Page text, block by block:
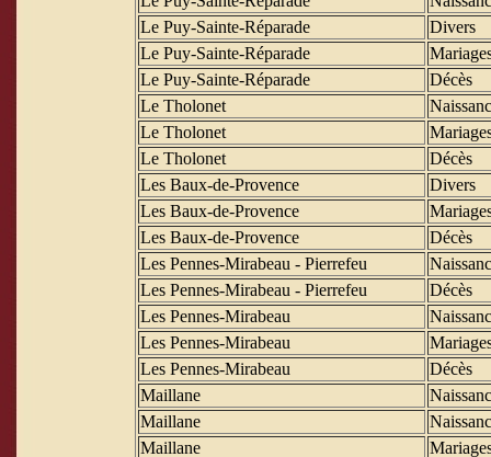
Le Puy-Sainte-Réparade
Divers
Le Puy-Sainte-Réparade
Le Puy-Sainte-Réparade
Décès
Le Tholonet
Le Tholonet
Le Tholonet
Décès
Les Baux-de-Provence
Divers
Les Baux-de-Provence
Les Baux-de-Provence
Décès
Les Pennes-Mirabeau - Pierrefeu
Les Pennes-Mirabeau - Pierrefeu
Décès
Les Pennes-Mirabeau
Les Pennes-Mirabeau
Les Pennes-Mirabeau
Décès
Maillane
Maillane
Maillane